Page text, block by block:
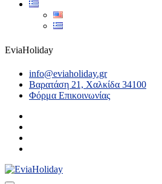
EviaHoliday
info@eviaholiday.gr
Βαρατάση 21, Χαλκίδα 34100
Φόρμα Επικοινωνίας